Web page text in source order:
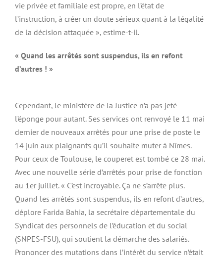
vie privée et familiale est propre, en l’état de
l’instruction, à créer un doute sérieux quant à la légalité
de la décision attaquée », estime-t-il.
« Quand les arrêtés sont suspendus, ils en refont
d’autres ! »
Cependant, le ministère de la Justice n’a pas jeté
l’éponge pour autant. Ses services ont renvoyé le 11 mai
dernier de nouveaux arrêtés pour une prise de poste le
14 juin aux plaignants qu’il souhaite muter à Nîmes.
Pour ceux de Toulouse, le couperet est tombé ce 28 mai.
Avec une nouvelle série d’arrêtés pour prise de fonction
au 1er juillet. « C’est incroyable. Ça ne s’arrête plus.
Quand les arrêtés sont suspendus, ils en refont d’autres,
déplore Farida Bahia, la secrétaire départementale du
Syndicat des personnels de l’éducation et du social
(SNPES-FSU), qui soutient la démarche des salariés.
Prononcer des mutations dans l’intérêt du service n’était